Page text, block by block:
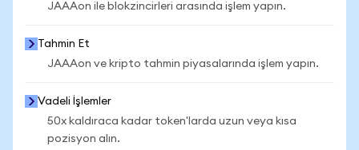
JAAAon ile blokzincirleri arasında işlem yapın.
Tahmin Et
JAAAon ve kripto tahmin piyasalarında işlem yapın.
Vadeli İşlemler
50x kaldıraca kadar token'larda uzun veya kısa
pozisyon alın.